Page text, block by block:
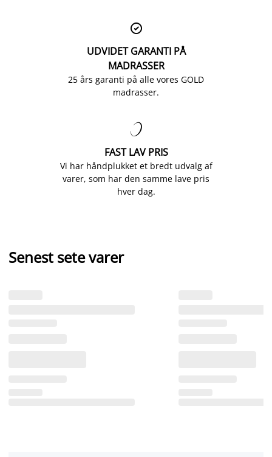

UDVIDET GARANTI PÅ
MADRASSER
25 års garanti på alle vores GOLD
madrasser.

FAST LAV PRIS
Vi har håndplukket et bredt udvalg af
varer, som har den samme lave pris
hver dag.
Senest sete varer